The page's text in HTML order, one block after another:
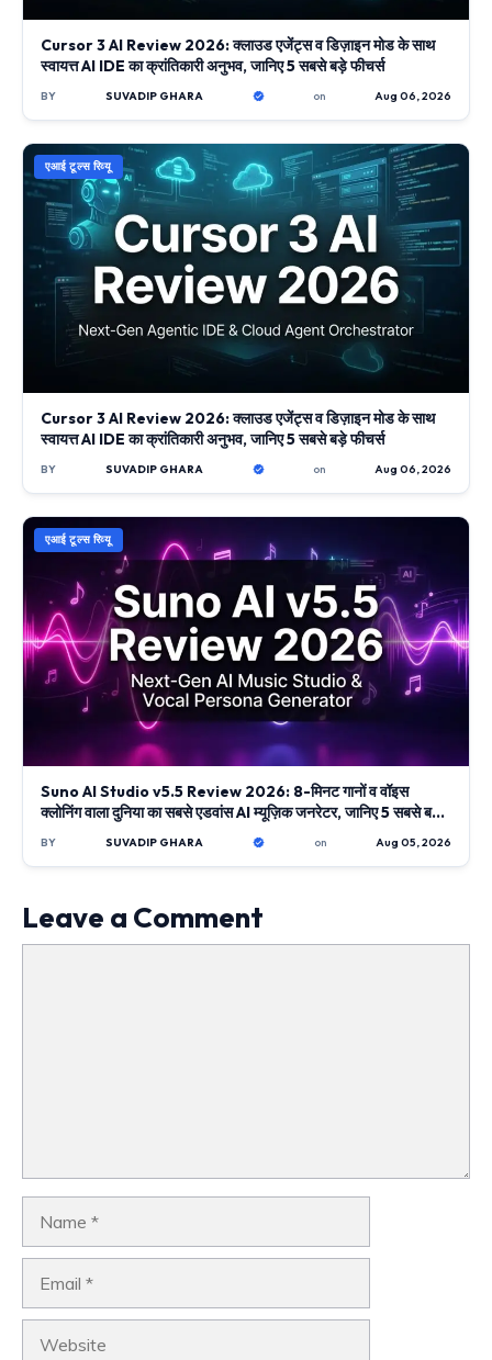
Cursor 3 AI Review 2026: क्लाउड एजेंट्स व डिज़ाइन मोड के साथ
स्वायत्त AI IDE का क्रांतिकारी अनुभव, जानिए 5 सबसे बड़े फीचर्स
BY SUVADIP GHARA on Aug 06, 2026
एआई टूल्स रिव्यू
Cursor 3 AI Review 2026: क्लाउड एजेंट्स व डिज़ाइन मोड के साथ
स्वायत्त AI IDE का क्रांतिकारी अनुभव, जानिए 5 सबसे बड़े फीचर्स
BY SUVADIP GHARA on Aug 06, 2026
एआई टूल्स रिव्यू
Suno AI Studio v5.5 Review 2026: 8-मिनट गानों व वॉइस
क्लोनिंग वाला दुनिया का सबसे एडवांस AI म्यूज़िक जनरेटर, जानिए 5 सबसे बड़े
BY SUVADIP GHARA on Aug 05, 2026
Leave a Comment